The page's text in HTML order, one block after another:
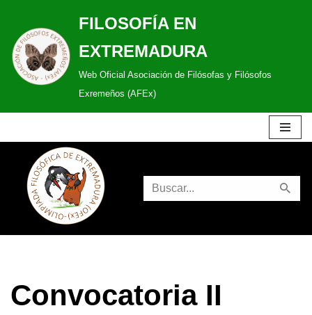
Saltar
al
contenido
FILOSOFÍA EN
EXTREMADURA
Web Oficial Asociación de Filósofas y Filósofos
Exremeños (AFEx)
Convocatoria II